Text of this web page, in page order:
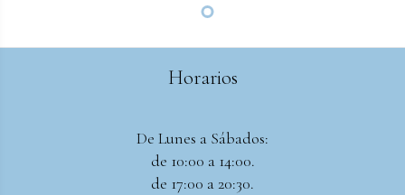
Horarios
De Lunes a Sábados:
de 10:00 a 14:00.
de 17:00 a 20:30.